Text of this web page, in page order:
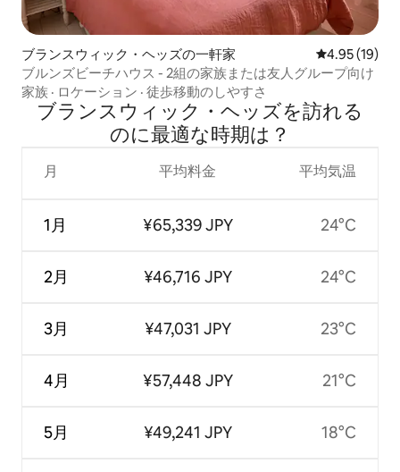
ブランスウィック・ヘッズの一軒家 レビュー19
4.95 (19)
ブルンズビーチハウス - 2組の家族または友人グループ向け
家族 · ロケーション · 徒歩移動のしやすさ
ブランスウィック・ヘッズを訪⁠れ⁠る
の⁠に最⁠適⁠な時⁠期⁠は⁠？
月
1月
2月
3月
4月
5月
平均料金
¥65,339 JPY
¥46,716 JPY
¥47,031 JPY
¥57,448 JPY
¥49,241 JPY
平均気温
24°C
24°C
23°C
21°C
18°C